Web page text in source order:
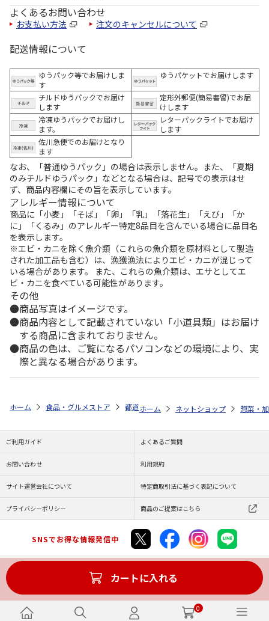
0
よくあるお問い合わせ
お支払い方法 注文のキャンセルについて
配送情報について
ゆうパック等でお届けしま
す
ゆうパケットでお届けします
チルドゆうパックでお届け
します
定形外郵便(簡易書留)でお届
けします
冷凍ゆうパックでお届けし
ます。
レターパックライトでお届け
します
佐川急便でのお届けとなり
ます
なお、「普通ゆうパック」の場合は表示しません。また、「夏期
のみチルドゆうパック」などとなる場合は、記号での表示はせ
ず、商品内容欄にその旨を表示しています。
アレルギー情報について
商品に「小麦」「そば」「卵」「乳」「落花生」「えび」「か
に」「くるみ」のアレルギー特定8品目を含んでいる場合に品目名
を表示します。
※エビ・カニを除く魚介類（これらの魚介類を原材料として製造
された加工品も含む）は、漁獲漁法によりエビ・カニが混じって
いる場合があります。 また、これらの魚介類は、エサとしてエ
ビ・カニを食べている可能性があります。
その他
商品写真はイメージです。
商品内容として記載されていない「小道具類」はお届け
する商品に含まれておりません。
商品の色は、ご覧になるパソコンなどの環境により、実
際と異なる場合があります。
カートに入れる
ホーム 食品・グルメストア 都道府県から探す 京都府 京都つぶ
ホーム ネットショップ 惣菜・
ご利用ガイド よくあるご質問
お問い合わせ 利用規約
サイト運営会社について 特定商取引法に基づく表記について
プライバシーポリシー 商品のご提案はこちら
SNSでお得な情報発信中
Copyright (C) JAPAN POST Co.,Ltd. All Rights Reserved.